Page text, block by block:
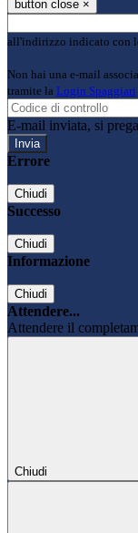
button close ×
all'indirizzo indicato con
Non hai una e-mail
tramite la Login Spaggiari
E-mail inviata, si
Errore
Chiudi
Successo
Chiudi
Informazione
Chiudi
Attendere...
Attendere il
Chiudi